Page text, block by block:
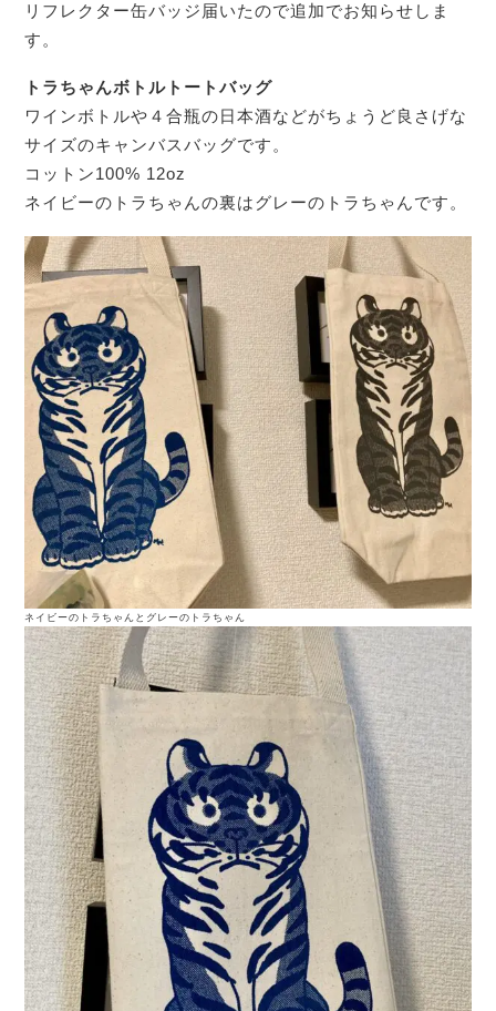
リフレクター缶バッジ届いたので追加でお知らせしま
す。
トラちゃんボトルトートバッグ
ワインボトルや４合瓶の日本酒などがちょうど良さげな
サイズのキャンバスバッグです。
コットン100% 12oz
ネイビーのトラちゃんの裏はグレーのトラちゃんです。
ネイビーのトラちゃんとグレーのトラちゃん